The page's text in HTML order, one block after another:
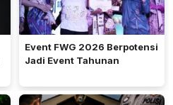
Event FWG 2026 Berpotensi
Jadi Event Tahunan